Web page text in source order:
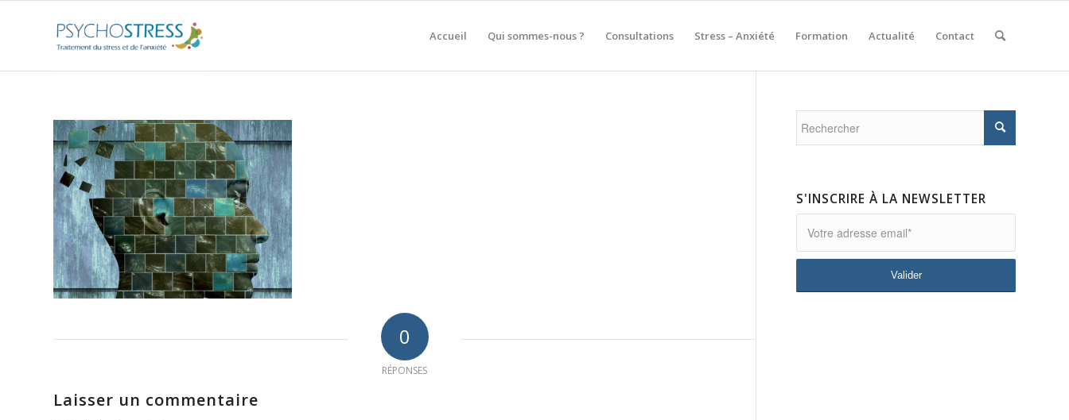
Accueil Qui sommes-nous ? Consultations Stress – Anxiété Formation Actualité Contact
0
RÉPONSES
Laisser un commentaire
S'INSCRIRE À LA NEWSLETTER